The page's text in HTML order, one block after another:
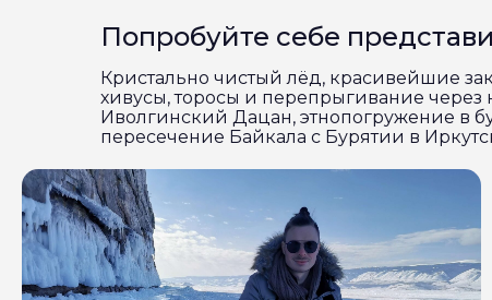
Попробуйте себе
Кристально чистый лёд, красивейшие
хивусы, торосы и перепрыгивание
Иволгинский Дацан, этнопогружение в
пересечение Байкала с Бурятии в